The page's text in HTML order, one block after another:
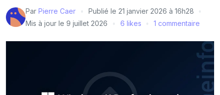
Par Pierre Caer Publié le 21 janvier 2026 à 16h28
Mis à jour le 9 juillet 2026 6 likes 1 commentaire